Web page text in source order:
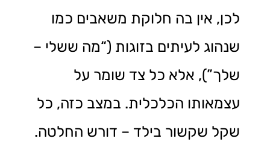
לכן, אין בה חלוקת משאבים כמו
שנהוג לעיתים בזוגות (“מה ששלי –
שלך”), אלא כל צד שומר על
עצמאותו הכלכלית. במצב כזה, כל
שקל שקשור בילד – דורש החלטה.